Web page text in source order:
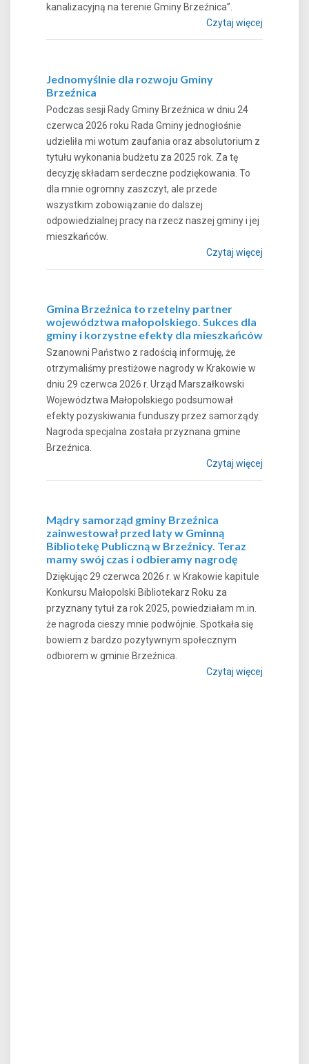
kanalizacyjną na terenie Gminy Brzeźnica”.
Czytaj więcej
Jednomyślnie dla rozwoju Gminy
Brzeźnica
Podczas sesji Rady Gminy Brzeźnica w dniu 24
czerwca 2026 roku Rada Gminy jednogłośnie
udzieliła mi wotum zaufania oraz absolutorium z
tytułu wykonania budżetu za 2025 rok. Za tę
decyzję składam serdeczne podziękowania. To
dla mnie ogromny zaszczyt, ale przede
wszystkim zobowiązanie do dalszej
odpowiedzialnej pracy na rzecz naszej gminy i jej
mieszkańców.
Czytaj więcej
Gmina Brzeźnica to rzetelny partner
województwa małopolskiego. Sukces dla
gminy i korzystne efekty dla mieszkańców
Szanowni Państwo z radością informuję, że
otrzymaliśmy prestiżowe nagrody w Krakowie w
dniu 29 czerwca 2026 r. Urząd Marszałkowski
Województwa Małopolskiego podsumował
efekty pozyskiwania funduszy przez samorządy.
Nagroda specjalna została przyznana gmine
Brzeźnica.
Czytaj więcej
Mądry samorząd gminy Brzeźnica
zainwestował przed laty w Gminną
Bibliotekę Publiczną w Brzeźnicy. Teraz
mamy swój czas i odbieramy nagrodę
Dziękując 29 czerwca 2026 r. w Krakowie kapitule
Konkursu Małopolski Bibliotekarz Roku za
przyznany tytuł za rok 2025, powiedziałam m.in.
że nagroda cieszy mnie podwójnie. Spotkała się
bowiem z bardzo pozytywnym społecznym
odbiorem w gminie Brzeźnica.
Czytaj więcej